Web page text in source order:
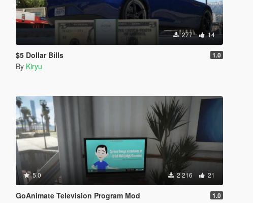
277 14
$5 Dollar Bills 1.0
By Kiryu
5.0 2 216 21
GoAnimate Television Program Mod 1.0